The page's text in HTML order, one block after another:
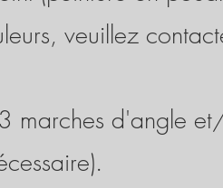
veuillez
marches d'angle